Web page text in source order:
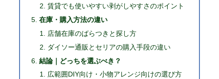
賃貸でも使いやすい剥がしやすさのポイント
在庫・購入方法の違い
店舗在庫のばらつきと探し方
ダイソー通販とセリアの購入手段の違い
結論｜どっちを選ぶべき？
広範囲DIY向け・小物アレンジ向けの選び方